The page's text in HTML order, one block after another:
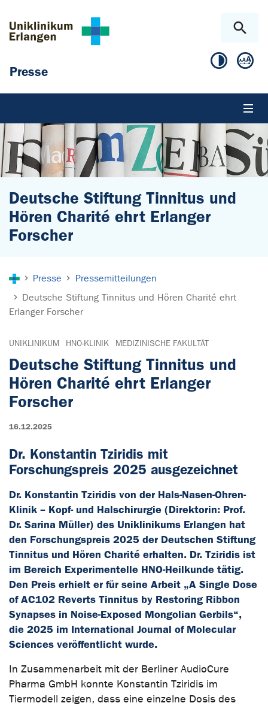
Presse
Deutsche Stiftung Tinnitus und
Hören Charité ehrt Erlanger
Forscher
Presse
Pressemitteilungen
Deutsche Stiftung Tinnitus und Hören Charité ehrt
Erlanger Forscher
UNIKLINIKUM HNO-KLINIK MEDIZINISCHE FAKULTÄT
Deutsche Stiftung Tinnitus und
Hören Charité ehrt Erlanger
Forscher
16.12.2025
Dr. Konstantin Tziridis mit
Forschungspreis 2025 ausgezeichnet
Dr. Konstantin Tziridis von der Hals-Nasen-Ohren-
Klinik – Kopf- und Halschirurgie (Direktorin: Prof.
Dr. Sarina Müller) des Uniklinikums Erlangen hat
den Forschungspreis 2025 der Deutschen Stiftung
Tinnitus und Hören Charité erhalten. Dr. Tziridis ist
im Bereich Experimentelle HNO-Heilkunde tätig.
Den Preis erhielt er für seine Arbeit „A Single Dose
of AC102 Reverts Tinnitus by Restoring Ribbon
Synapses in Noise-Exposed Mongolian Gerbils“,
die 2025 im International Journal of Molecular
Sciences veröffentlicht wurde.
In Zusammenarbeit mit der Berliner AudioCure
Pharma GmbH konnte Konstantin Tziridis im
Tiermodell zeigen, dass eine einzelne Dosis des